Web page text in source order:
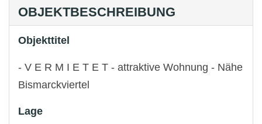
OBJEKTBESCHREIBUNG
Objekttitel
- V E R M I E T E T - attraktive Wohnung - Nähe
Bismarckviertel
Lage